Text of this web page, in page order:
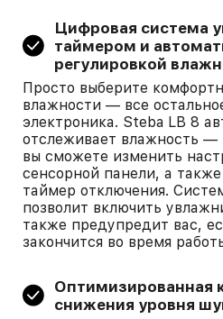
Цифровая система
таймером и
регулировкой
Просто выберите
влажности — все
электроника. Steba LB 8
отслеживает влажность —
вы сможете изменить
сенсорной панели, а
таймер отключения.
позволит включить
также предупредит вас,
закончится во время
Оптимизированная
снижения уровня